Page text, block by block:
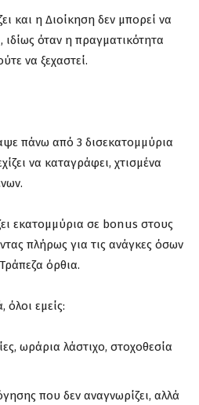
και η Διοίκηση δεν μπορεί να
ιδίως όταν η πραγματικότητα
να ξεχαστεί.
πάνω από 3 δισεκατομμύρια
να καταγράφει, χτισμένα
εκατομμύρια σε bonus στους
πλήρως για τις ανάγκες όσων
όρθια.
όλοι εμείς:
ωράρια λάστιχο, στοχοθεσία
που δεν αναγνωρίζει, αλλά